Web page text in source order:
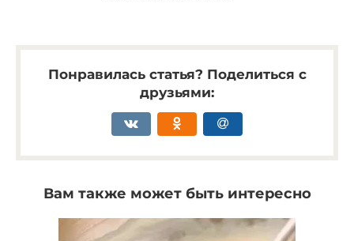
Понравилась статья? Поделиться с
друзьями:
Вам также может быть интересно